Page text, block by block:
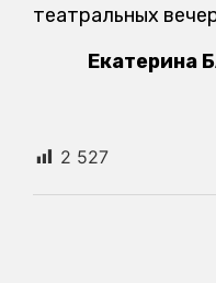
театральных
Екатерина
2 527